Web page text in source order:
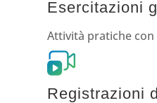
Esercitazioni
Attività pratiche
Registrazioni